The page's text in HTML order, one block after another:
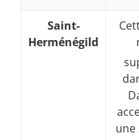
Saint-
Herménégild
une